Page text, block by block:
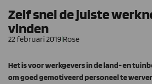
Zelf snel de juiste
vinden
22 februari 2019 Rose
Het is voor werkgevers in de land- en
om goed gemotiveerd personeel te